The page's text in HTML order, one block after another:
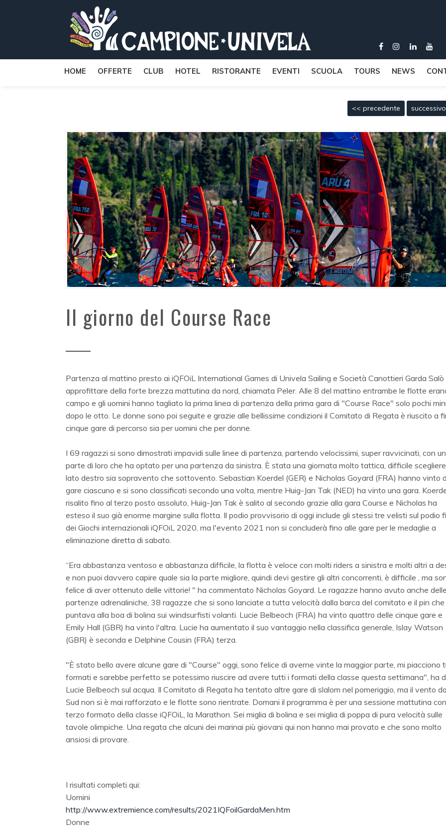
HOME OFFERTE CLUB HOTEL RISTORANTE EVENTI SCUOLA TOURS NEWS
<< precedente
Il giorno del Course Race
Partenza al mattino presto ai iQFOiL International Games di Univela Sailing e Società Canottieri Garda Salò
approfittare della forte brezza mattutina da nord, chiamata Peler. Alle 8 del mattino entrambe le flotte
campo e gli uomini hanno tagliato la prima linea di partenza della prima gara di "Course Race" solo pochi
dopo le otto. Le donne sono poi seguite e grazie alle bellissime condizioni il Comitato di Regata è riuscito a
cinque gare di percorso sia per uomini che per donne.
I 69 ragazzi si sono dimostrati impavidi sulle linee di partenza, partendo velocissimi, super ravvicinati, con
parte di loro che ha optato per una partenza da sinistra. È stata una giornata molto tattica, difficile
lato destro sia sopravento che sottovento. Sebastian Koerdel (GER) e Nicholas Goyard (FRA) hanno vinto
gare ciascuno e si sono classificati secondo una volta, mentre Huig-Jan Tak (NED) ha vinto una gara.
risalito fino al terzo posto assoluto, Huig-Jan Tak è salito al secondo grazie alla gara Course e Nicholas ha
esteso il suo già enorme margine sulla flotta. Il podio provvisorio di oggi include gli stessi tre velisti sul podio
dei Giochi internazionali iQFOiL 2020, ma l'evento 2021 non si concluderà fino alle gare per le medaglie a
eliminazione diretta di sabato.
“Era abbastanza ventoso e abbastanza difficile, la flotta è veloce con molti riders a sinistra e molti altri a
e non puoi davvero capire quale sia la parte migliore, quindi devi gestire gli altri concorrenti, è difficile , ma
felice di aver ottenuto delle vittorie! " ha commentato Nicholas Goyard. Le ragazze hanno avuto anche delle
partenze adrenaliniche, 38 ragazze che si sono lanciate a tutta velocità dalla barca del comitato e il pin che
puntava alla boa di bolina sui windsurfisti volanti. Lucie Belbeoch (FRA) ha vinto quattro delle cinque gare e
Emily Hall (GBR) ha vinto l'altra. Lucie ha aumentato il suo vantaggio nella classifica generale, Islay Watson
(GBR) è seconda e Delphine Cousin (FRA) terza.
"È stato bello avere alcune gare di "Course" oggi, sono felice di averne vinte la maggior parte, mi piacciono
formati e sarebbe perfetto se potessimo riuscire ad avere tutti i formati della classe questa settimana", ha
Lucie Belbeoch sul acqua. Il Comitato di Regata ha tentato altre gare di slalom nel pomeriggio, ma il vento da
Sud non si è mai rafforzato e le flotte sono rientrate. Domani il programma è per una sessione mattutina
terzo formato della classe iQFOiL, la Marathon. Sei miglia di bolina e sei miglia di poppa di pura velocità sulle
tavole olimpiche. Una regata che alcuni dei marinai più giovani qui non hanno mai provato e che sono molto
ansiosi di provare.
I risultati completi qui:
Uomini
http://www.extremience.com/results/2021IQFoilGardaMen.htm
Donne